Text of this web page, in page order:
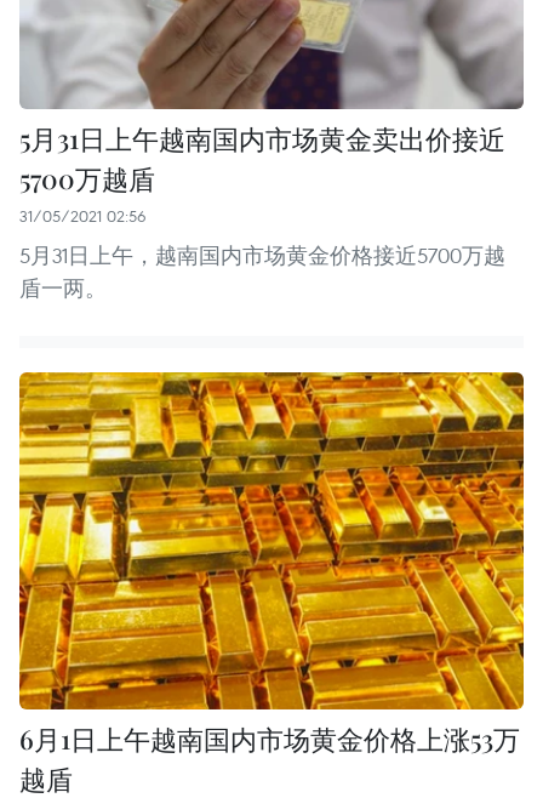
5月31日上午越南国内市场黄金卖出价接近
5700万越盾
31/05/2021 02:56
5月31日上午，越南国内市场黄金价格接近5700万越
盾一两。
6月1日上午越南国内市场黄金价格上涨53万
越盾